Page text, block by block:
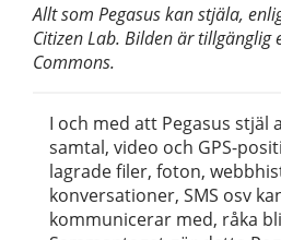
Allt som Pegasus kan stjäla,
Citizen Lab. Bilden är tillgänglig
Commons.
I och med att Pegasus stjäl
samtal, video och GPS-
lagrade filer, foton,
konversationer, SMS osv
kommunicerar med, råka